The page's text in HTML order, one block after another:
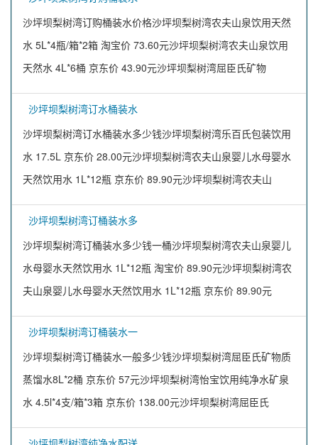
沙坪坝梨树湾订购桶装水价格沙坪坝梨树湾农夫山泉饮用天然
水 5L*4瓶/箱*2箱 淘宝价 73.60元沙坪坝梨树湾农夫山泉饮用
天然水 4L*6桶 京东价 43.90元沙坪坝梨树湾屈臣氏矿物
沙坪坝梨树湾订水桶装水
沙坪坝梨树湾订水桶装水多少钱沙坪坝梨树湾乐百氏包装饮用
水 17.5L 京东价 28.00元沙坪坝梨树湾农夫山泉婴儿水母婴水
天然饮用水 1L*12瓶 京东价 89.90元沙坪坝梨树湾农夫山
沙坪坝梨树湾订桶装水多
沙坪坝梨树湾订桶装水多少钱一桶沙坪坝梨树湾农夫山泉婴儿
水母婴水天然饮用水 1L*12瓶 淘宝价 89.90元沙坪坝梨树湾农
夫山泉婴儿水母婴水天然饮用水 1L*12瓶 京东价 89.90元
沙坪坝梨树湾订桶装水一
沙坪坝梨树湾订桶装水一般多少钱沙坪坝梨树湾屈臣氏矿物质
蒸馏水8L*2桶 京东价 57元沙坪坝梨树湾怡宝饮用纯净水矿泉
水 4.5l*4支/箱*3箱 京东价 138.00元沙坪坝梨树湾屈臣氏